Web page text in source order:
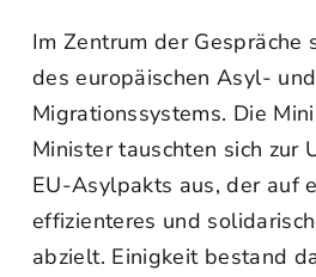
Im Zentrum der Gespräche
des europäischen Asyl- und
Migrationssystems. Die
Minister tauschten sich zur
EU-Asylpakts aus, der auf
effizienteres und
abzielt. Einigkeit bestand